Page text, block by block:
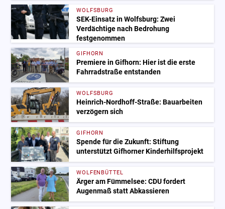
WOLFSBURG
SEK-Einsatz in Wolfsburg: Zwei
Verdächtige nach Bedrohung
festgenommen
GIFHORN
Premiere in Gifhorn: Hier ist die erste
Fahrradstraße entstanden
WOLFSBURG
Heinrich-Nordhoff-Straße: Bauarbeiten
verzögern sich
GIFHORN
Spende für die Zukunft: Stiftung
unterstützt Gifhorner Kinderhilfsprojekt
WOLFENBÜTTEL
Ärger am Fümmelsee: CDU fordert
Augenmaß statt Abkassieren